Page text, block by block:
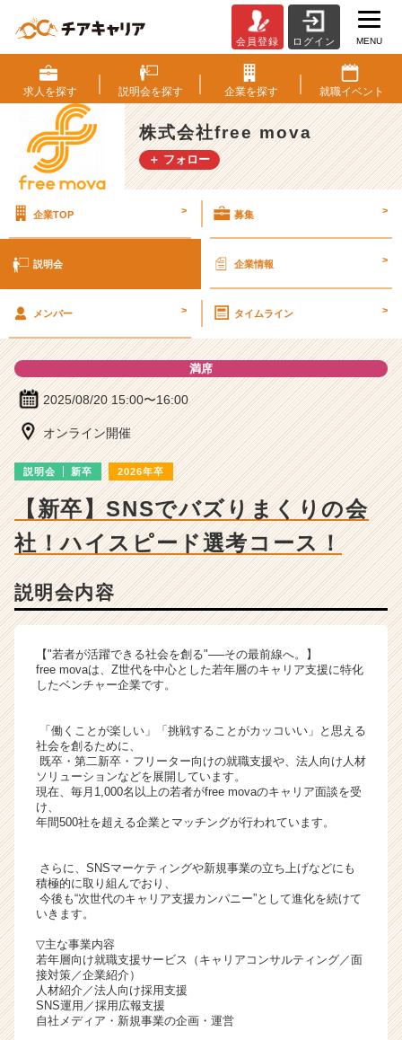
式
会
社
f
r
e
v
説
ベ
ャ
ー・
成
長
企
業
ス
ウ
ト
が
く
活
サ
ト
キ
ャ
（C
e
e
r
会員登録 ログイン MENU
求人を探す 説明会を探す 企業を探す 就職イベント
株式会社free mova
＋ フォロー
企業TOP > 募集 >
説明会 企業情報 >
メンバー > タイムライン >
満席
2025/08/20 15:00〜16:00
オンライン開催
説明会 新卒 2026年卒
【新卒】SNSでバズりまくりの会
社！ハイスピード選考コース！
説明会内容
【"若者が活躍できる社会を創る"──その最前線へ。】
free movaは、Z世代を中心とした若年層のキャリア支援に特化
したベンチャー企業です。
「働くことが楽しい」「挑戦することがカッコいい」と思える
社会を創るために、
既卒・第二新卒・フリーター向けの就職支援や、法人向け人材
ソリューションなどを展開しています。
現在、毎月1,000名以上の若者がfree movaのキャリア面談を受
け、
年間500社を超える企業とマッチングが行われています。
さらに、SNSマーケティングや新規事業の立ち上げなどにも
積極的に取り組んでおり、
今後も“次世代のキャリア支援カンパニー”として進化を続けて
いきます。
▽主な事業内容
若年層向け就職支援サービス（キャリアコンサルティング／面
接対策／企業紹介）
人材紹介／法人向け採用支援
SNS運用／採用広報支援
自社メディア・新規事業の企画・運営